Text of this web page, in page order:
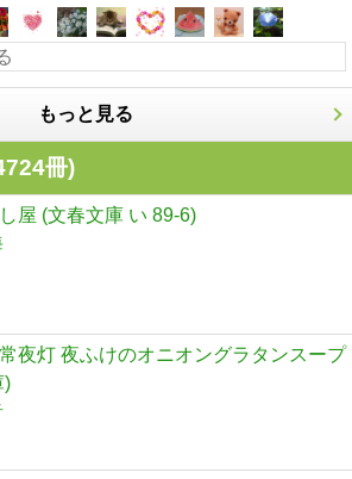
もっと見る
冊)
屋 (文春文庫 い 89-6)
夜灯 夜ふけのオニオングラタンスープ
)